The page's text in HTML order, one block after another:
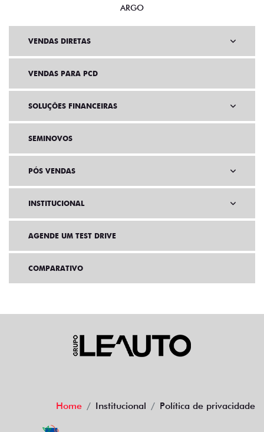
ARGO
VENDAS DIRETAS
VENDAS PARA PCD
SOLUÇÕES FINANCEIRAS
SEMINOVOS
PÓS VENDAS
INSTITUCIONAL
AGENDE UM TEST DRIVE
COMPARATIVO
Home Institucional Política de privacidade